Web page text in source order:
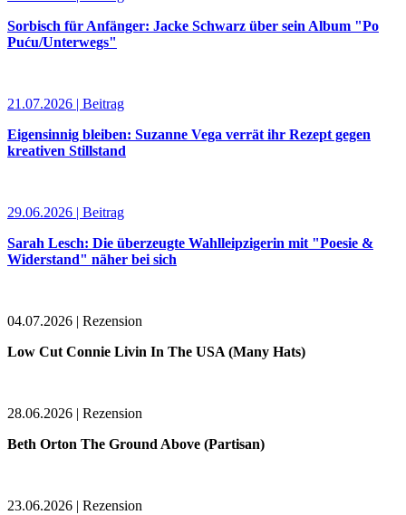
Sorbisch für Anfänger: Jacke Schwarz über sein Album "Po
Puću/Unterwegs"
21.07.2026 | Beitrag
Eigensinnig bleiben: Suzanne Vega verrät ihr Rezept gegen
kreativen Stillstand
29.06.2026 | Beitrag
Sarah Lesch: Die überzeugte Wahlleipzigerin mit "Poesie &
Widerstand" näher bei sich
04.07.2026 | Rezension
Low Cut Connie Livin In The USA (Many Hats)
28.06.2026 | Rezension
Beth Orton The Ground Above (Partisan)
23.06.2026 | Rezension